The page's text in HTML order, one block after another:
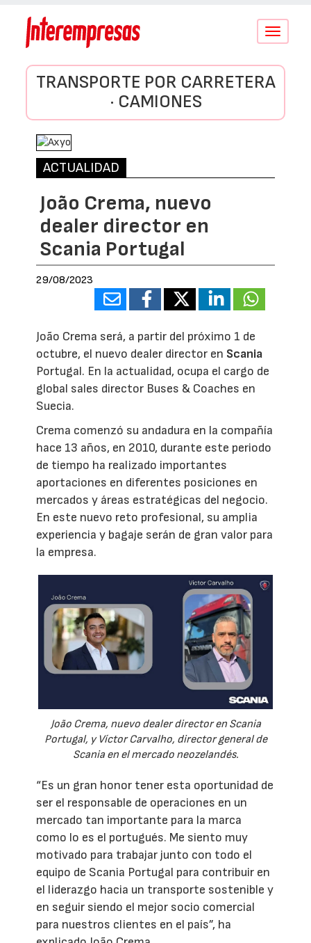
Conmutar
TRANSPORTE POR CARRETERA
· CAMIONES
ACTUALIDAD
João Crema, nuevo
dealer director en
Scania Portugal
29/08/2023
João Crema será, a partir del próximo 1 de
octubre, el nuevo dealer director en Scania
Portugal. En la actualidad, ocupa el cargo de
global sales director Buses & Coaches en
Suecia.
Crema comenzó su andadura en la compañía
hace 13 años, en 2010, durante este periodo
de tiempo ha realizado importantes
aportaciones en diferentes posiciones en
mercados y áreas estratégicas del negocio.
En este nuevo reto profesional, su amplia
experiencia y bagaje serán de gran valor para
la empresa.
João Crema, nuevo dealer director en Scania
Portugal, y Víctor Carvalho, director general de
Scania en el mercado neozelandés.
“Es un gran honor tener esta oportunidad de
ser el responsable de operaciones en un
mercado tan importante para la marca
como lo es el portugués. Me siento muy
motivado para trabajar junto con todo el
equipo de Scania Portugal para contribuir en
el liderazgo hacia un transporte sostenible y
en seguir siendo el mejor socio comercial
para nuestros clientes en el país”, ha